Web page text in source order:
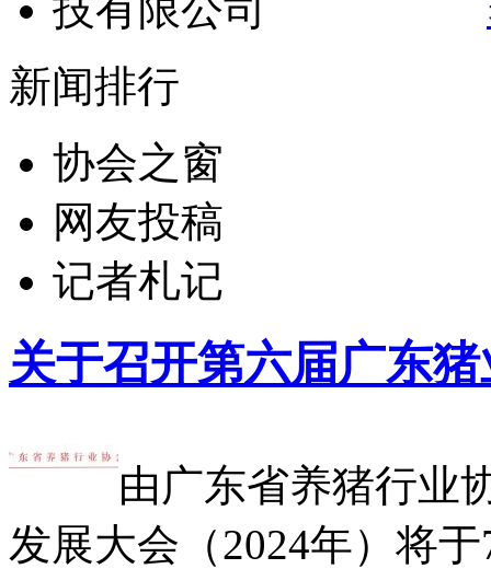
新闻排行
协会之窗
网友投稿
记者札记
关于召开第六届广东
由广东省养猪行业
发展大会（2024年）将